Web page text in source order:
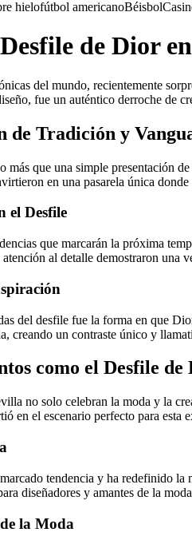
hielofútbol americanoBéisbol
de Dior
del mundo, recientemente
fue un auténtico derroche de
de Tradición y
que una simple presentación
en una pasarela única
el Desfile
que marcarán la próxima
al detalle demostraron una
del desfile fue la forma en que
creando un contraste único y
como el Desfile de
no solo celebran la moda y la
en el escenario perfecto para esta
tendencia y ha redefinido la
diseñadores y amantes de la
la Moda